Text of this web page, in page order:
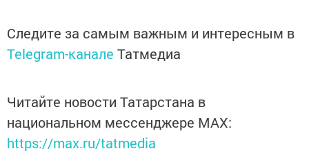
Следите за самым важным и интересным в
Telegram-канале Татмедиа
Читайте новости Татарстана в
национальном мессенджере MАХ:
https://max.ru/tatmedia